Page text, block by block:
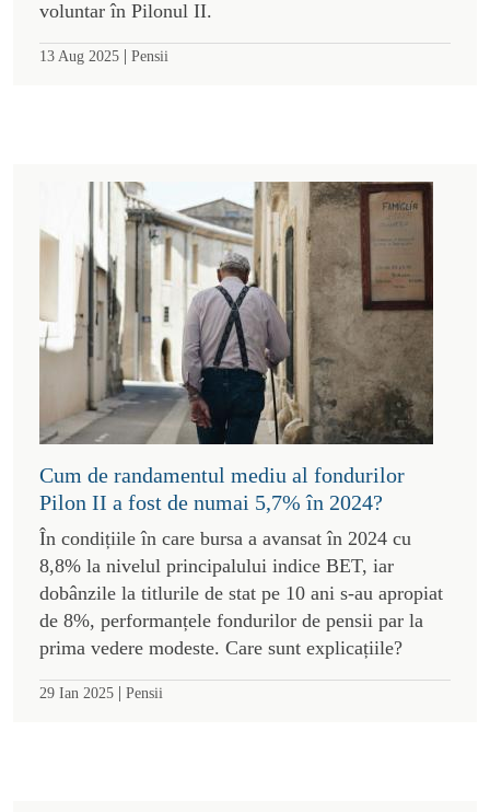
voluntar în Pilonul II.
13 Aug 2025 | Pensii
Cum de randamentul mediu al fondurilor
Pilon II a fost de numai 5,7% în 2024?
În condițiile în care bursa a avansat în 2024 cu
8,8% la nivelul principalului indice BET, iar
dobânzile la titlurile de stat pe 10 ani s-au apropiat
de 8%, performanțele fondurilor de pensii par la
prima vedere modeste. Care sunt explicațiile?
29 Ian 2025 | Pensii